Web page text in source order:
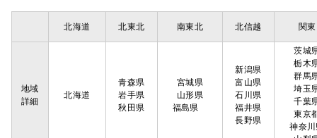
北海道 北東北 南東北 北信越 関東
地域
詳細
北海道
青森県
岩手県
秋田県
宮城県
山形県
福島県
新潟県
富山県
石川県
福井県
長野県
茨城
栃木
群馬
埼玉
千葉
東京
神奈